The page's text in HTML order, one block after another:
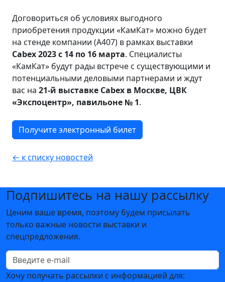
Договориться об условиях выгодного
приобретения продукции «КамКат» можно будет
на стенде компании (А407) в рамках выставки
Cabex2023 с 14 по 16 марта. Специалисты
«КамКат» будут рады встрече с существующими и
потенциальными деловыми партнерами и ждут
вас на 21-й выставке Cabex в Москве, ЦВК
«Экспоцентр», павильоне № 1.
Получите электронный билет
← к списку новостей
Подпишитесь на нашу рассылку
Ценим ваше время, поэтому будем присылать
только важные новости выставки и
спецпредложения.
Хочу получать рассылки с информацией для: